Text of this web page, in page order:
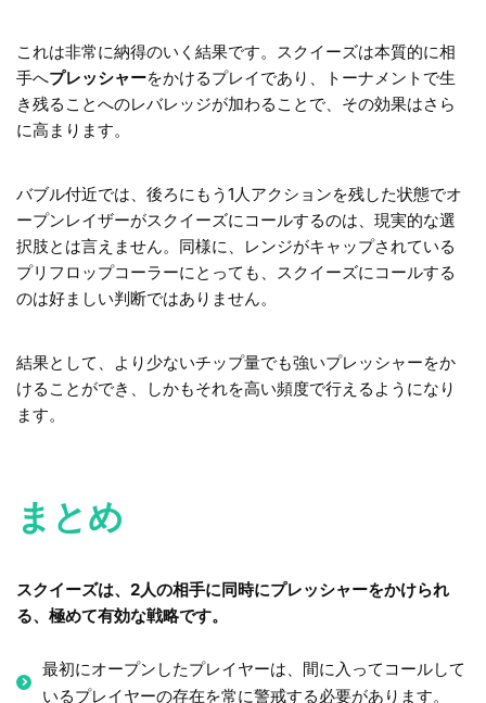
これは非常に納得のいく結果です。スクイーズは本質的に相
手へプレッシャーをかけるプレイであり、トーナメントで生
き残ることへのレバレッジが加わることで、その効果はさら
に高まります。
バブル付近では、後ろにもう1人アクションを残した状態でオ
ープンレイザーがスクイーズにコールするのは、現実的な選
択肢とは言えません。同様に、レンジがキャップされている
プリフロップコーラーにとっても、スクイーズにコールする
のは好ましい判断ではありません。
結果として、より少ないチップ量でも強いプレッシャーをか
けることができ、しかもそれを高い頻度で行えるようになり
ます。
まとめ
スクイーズは、2人の相手に同時にプレッシャーをかけられ
る、極めて有効な戦略です。
最初にオープンしたプレイヤーは、間に入ってコールして
いるプレイヤーの存在を常に警戒する必要があります。